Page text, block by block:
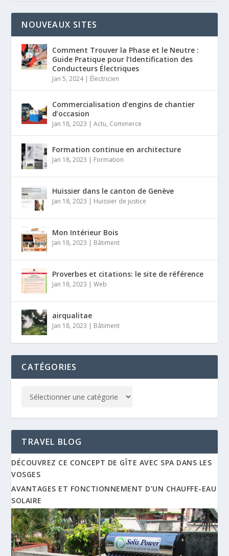
NOUVEAUX SITES
Comment Trouver la Phase et le Neutre :
Guide Pratique pour l’Identification des
Conducteurs Électriques
Jan 5, 2024| Électricien
Commercialisation d’engins de chantier
d’occasion
Jan 18, 2023 |Actu, Commerce
Formation continue en architecture
Jan 18, 2023 | Formation
Huissier dans le canton de Genève
Jan 18, 2023 | Huissier de justice
Mon Intérieur Bois
Jan 18, 2023 | Bâtiment
Proverbes et citations: le site de référence
Jan 18, 2023 |Web
airqualitae
Jan 18, 2023 | Bâtiment
CATÉGORIES
TRAVEL BLOG
DÉCOUVREZ CE CONCEPT DE GÎTE AVEC SPA DANS LES
VOSGES
AVANTAGES ET FONCTIONNEMENT D’UN CHAUFFE-EAU
SOLAIRE